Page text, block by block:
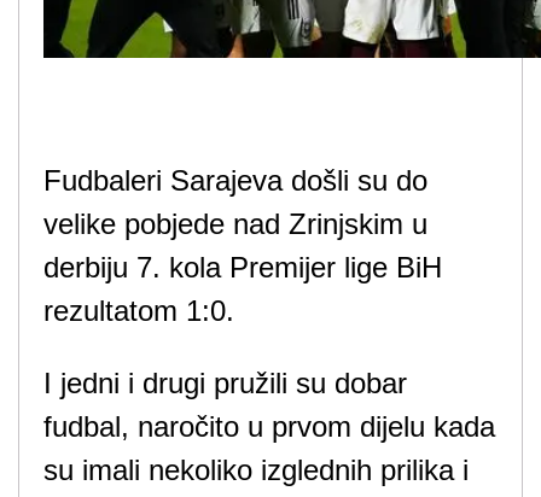
Fudbaleri Sarajeva došli su do
velike pobjede nad Zrinjskim u
derbiju 7. kola Premijer lige BiH
rezultatom 1:0.
I jedni i drugi pružili su dobar
fudbal, naročito u prvom dijelu kada
su imali nekoliko izglednih prilika i